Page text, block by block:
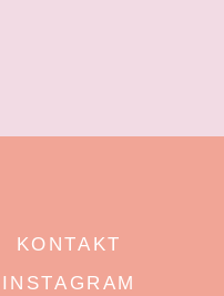
KONTAKT
INSTAGRAM